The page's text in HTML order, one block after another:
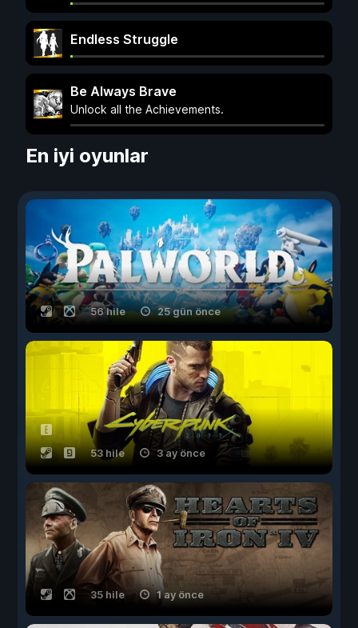
Endless Struggle
Be Always Brave
Unlock all the Achievements.
En iyi oyunlar
56 hile 25 gün önce
53 hile 3 ay önce
35 hile 1 ay önce